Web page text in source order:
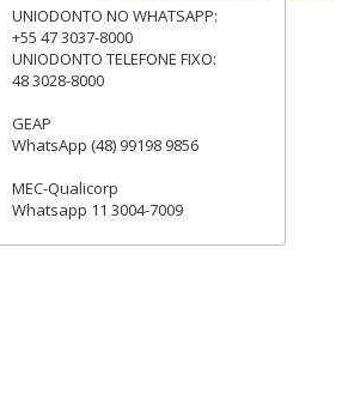
UNIODONTO NO WHATSAPP:
+55 47 3037-8000
UNIODONTO TELEFONE FIXO:
48 3028-8000
GEAP
WhatsApp (48) 99198 9856
MEC-Qualicorp
Whatsapp 11 3004-7009